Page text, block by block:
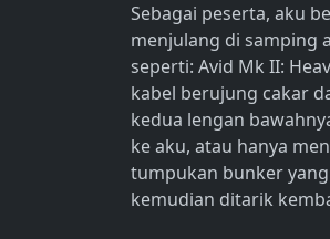
Sebagai peserta, aku
menjulang di samping
seperti: Avid Mk II:
kabel berujung cakar
kedua lengan
ke aku, atau hanya
tumpukan bunker
kemudian ditarik